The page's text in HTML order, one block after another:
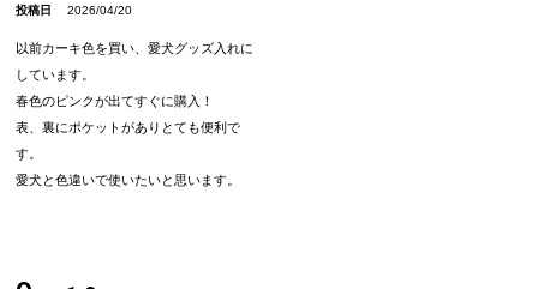
投稿日 2026/04/20
以前カーキ色を買い、愛犬グッズ入れに
しています。
春色のピンクが出てすぐに購入！
表、裏にポケットがありとても便利で
す。
愛犬と色違いで使いたいと思います。